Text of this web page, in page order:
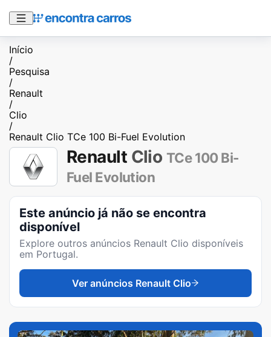
Início
/
Pesquisa
/
Renault
/
Clio
/
Renault Clio TCe 100 Bi-Fuel Evolution
Renault Clio TCe 100 Bi-
Fuel Evolution
Este anúncio já não se encontra
disponível
Explore outros anúncios Renault Clio disponíveis
em Portugal.
Ver anúncios Renault Clio